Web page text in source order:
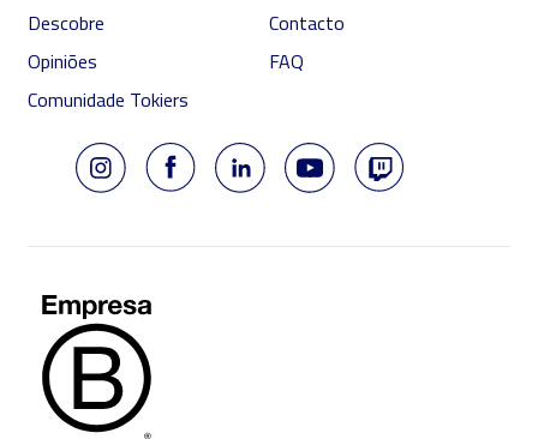
Descobre
Opiniões
Comunidade Tokiers
Contacto
FAQ